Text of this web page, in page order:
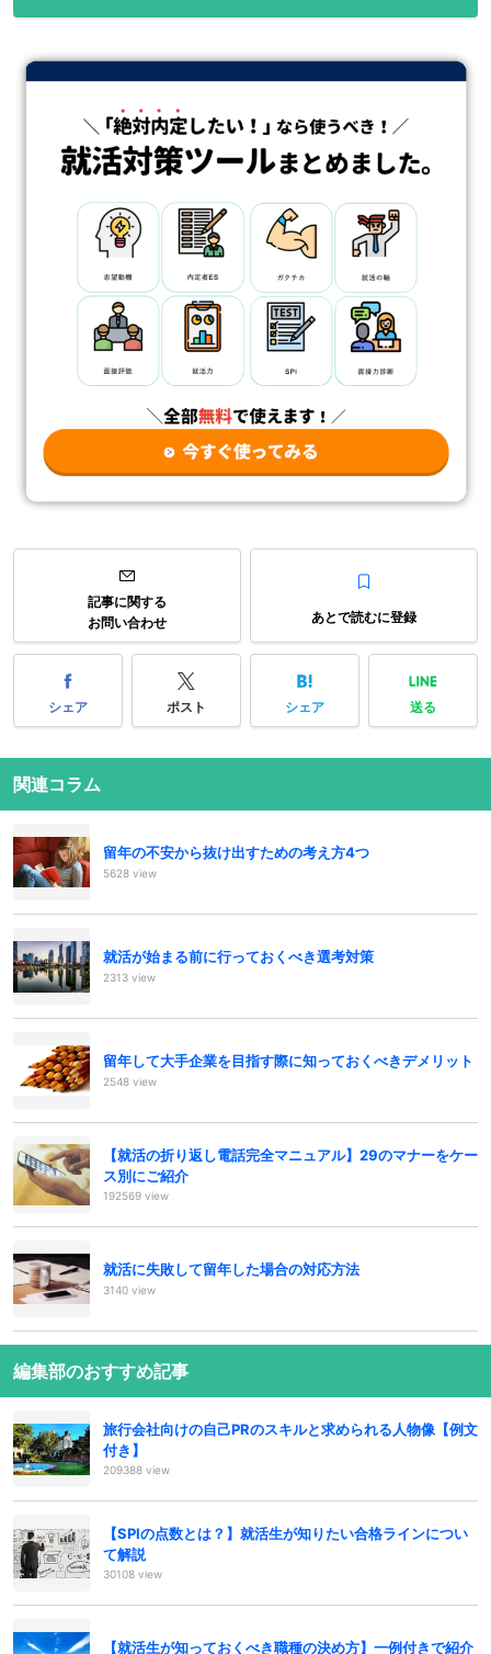
記事に関する
お問い合わせ
あとで読むに登録
シェア ポスト シェア 送る
関連コラム
留年の不安から抜け出すための考え方4つ
5628 view
就活が始まる前に行っておくべき選考対策
2313 view
留年して大手企業を目指す際に知っておくべきデメリット
2548 view
【就活の折り返し電話完全マニュアル】29のマナーをケー
ス別にご紹介
192569 view
就活に失敗して留年した場合の対応方法
3140 view
編集部のおすすめ記事
旅行会社向けの自己PRのスキルと求められる人物像【例文
付き】
209388 view
【SPIの点数とは？】就活生が知りたい合格ラインについ
て解説
30108 view
【就活生が知っておくべき職種の決め方】一例付きで紹介